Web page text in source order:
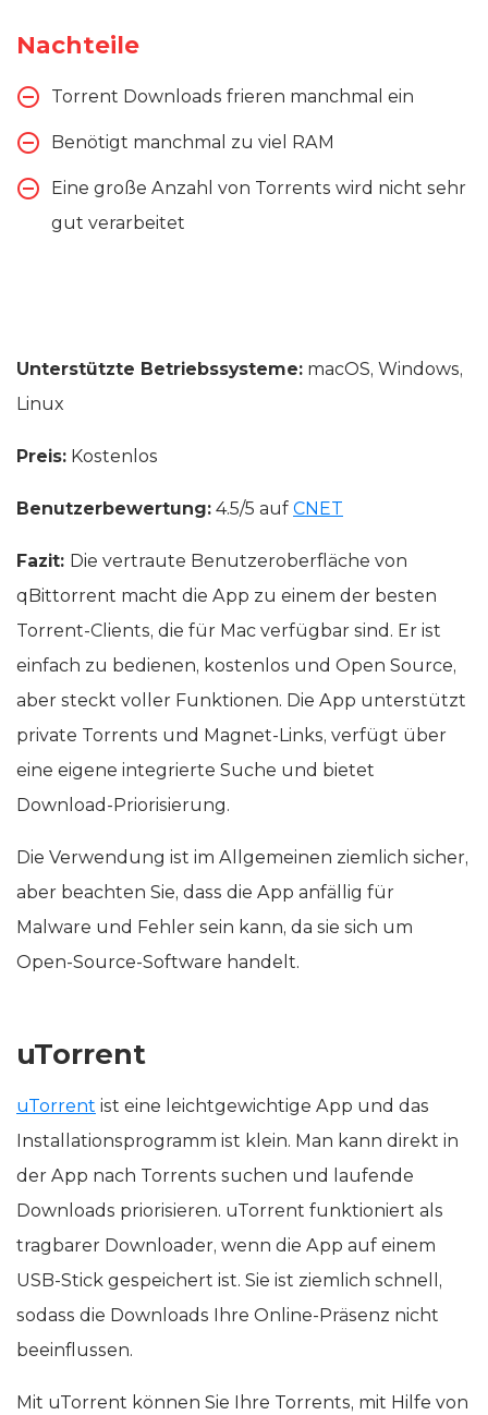
Nachteile
Torrent Downloads frieren manchmal ein
Benötigt manchmal zu viel RAM
Eine große Anzahl von Torrents wird nicht sehr
gut verarbeitet
Unterstützte Betriebssysteme: macOS, Windows,
Linux
Preis: Kostenlos
Benutzerbewertung: 4.5/5 auf CNET
Fazit: Die vertraute Benutzeroberfläche von
qBittorrent macht die App zu einem der besten
Torrent-Clients, die für Mac verfügbar sind. Er ist
einfach zu bedienen, kostenlos und Open Source,
aber steckt voller Funktionen. Die App unterstützt
private Torrents und Magnet-Links, verfügt über
eine eigene integrierte Suche und bietet
Download-Priorisierung.
Die Verwendung ist im Allgemeinen ziemlich sicher,
aber beachten Sie, dass die App anfällig für
Malware und Fehler sein kann, da sie sich um
Open-Source-Software handelt.
uTorrent
uTorrent ist eine leichtgewichtige App und das
Installationsprogramm ist klein. Man kann direkt in
der App nach Torrents suchen und laufende
Downloads priorisieren. uTorrent funktioniert als
tragbarer Downloader, wenn die App auf einem
USB-Stick gespeichert ist. Sie ist ziemlich schnell,
sodass die Downloads Ihre Online-Präsenz nicht
beeinflussen.
Mit uTorrent können Sie Ihre Torrents, mit Hilfe von